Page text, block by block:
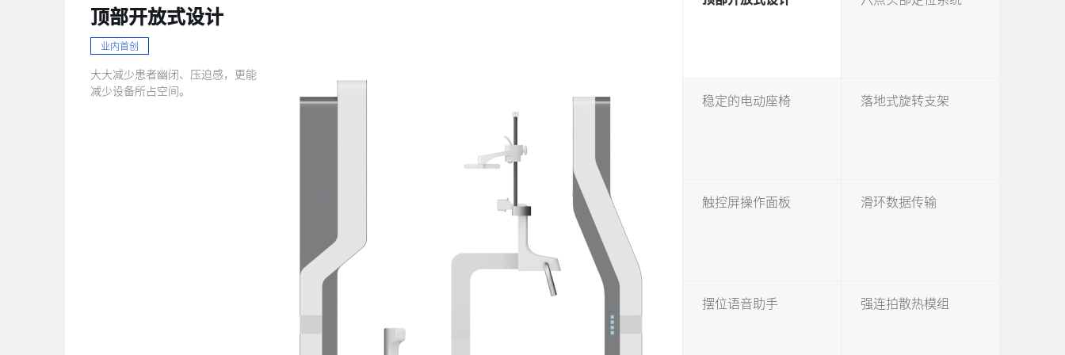
顶部开放式设计
业内首创
大大减少患者幽闭、压迫感，更能
减少设备所占空间。
稳定的电动座椅 落地式旋转支架
触控屏操作面板 滑环数据传输
摆位语音助手 强连拍散热模组